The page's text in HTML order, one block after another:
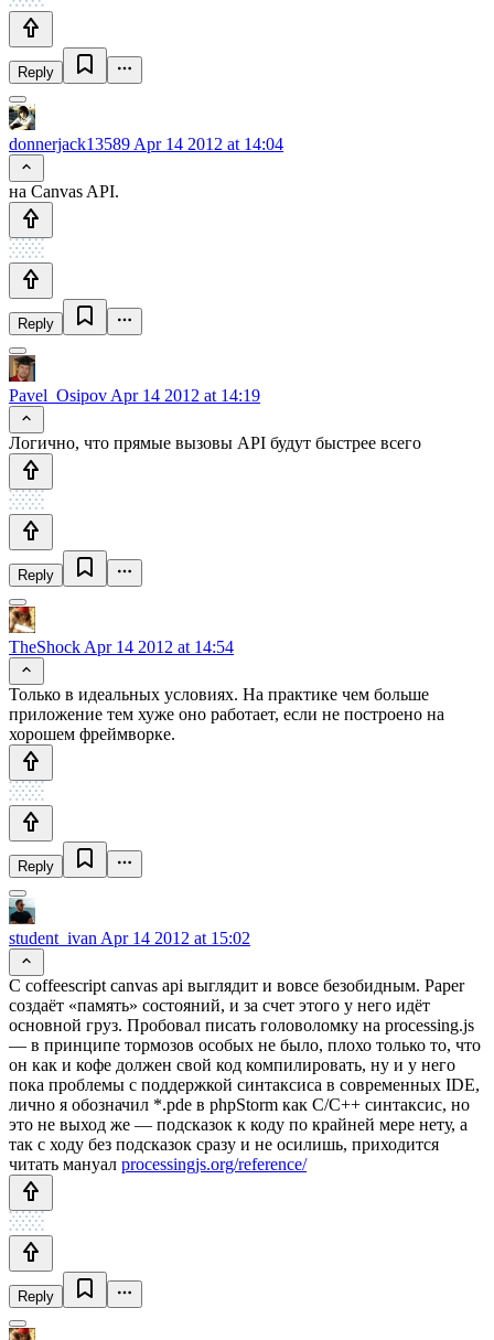
Reply
donnerjack13589 Apr 14 2012 at 14:04
на Canvas API.
Reply
Pavel_Osipov Apr 14 2012 at 14:19
Логично, что прямые вызовы API будут быстрее всего
Reply
TheShock Apr 14 2012 at 14:54
Только в идеальных условиях. На практике чем больше
приложение тем хуже оно работает, если не построено на
хорошем фреймворке.
Reply
student_ivan Apr 14 2012 at 15:02
С coffeescript canvas api выглядит и вовсе безобидным. Paper
создаёт «память» состояний, и за счет этого у него идёт
основной груз. Пробовал писать головоломку на processing.js
— в принципе тормозов особых не было, плохо только то, что
он как и кофе должен свой код компилировать, ну и у него
пока проблемы с поддержкой синтаксиса в современных IDE,
лично я обозначил *.pde в phpStorm как C/C++ синтаксис, но
это не выход же — подсказок к коду по крайней мере нету, а
так с ходу без подсказок сразу и не осилишь, приходится
читать мануал processingjs.org/reference/
Reply